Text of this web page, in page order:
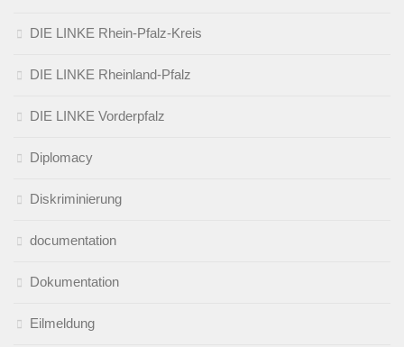
DIE LINKE Rhein-Pfalz-Kreis
DIE LINKE Rheinland-Pfalz
DIE LINKE Vorderpfalz
Diplomacy
Diskriminierung
documentation
Dokumentation
Eilmeldung